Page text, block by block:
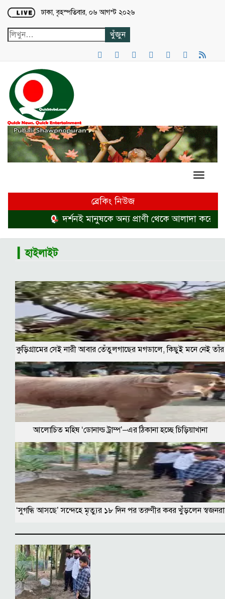
Loading...
ঢাকা, বৃহস্পতিবার, ০৬ আগস্ট ২০২৬
ব্রেকিং নিউজ
দর্শনই মানুষকে অন্য প্রাণী থেকে আলাদা করে
▎হাইলাইট
কুড়িগ্রামের সেই নারী আবার তেঁতুলগাছের মগডালে, কিছুই মনে নেই তাঁর
আলোচিত মহিষ ‘ডোনাল্ড ট্রাম্প’–এর ঠিকানা হচ্ছে চিড়িয়াখানা
‘সুগন্ধি আসছে’ সন্দেহে মৃত্যুর ১৮ দিন পর তরুণীর কবর খুঁড়লেন স্বজনরা